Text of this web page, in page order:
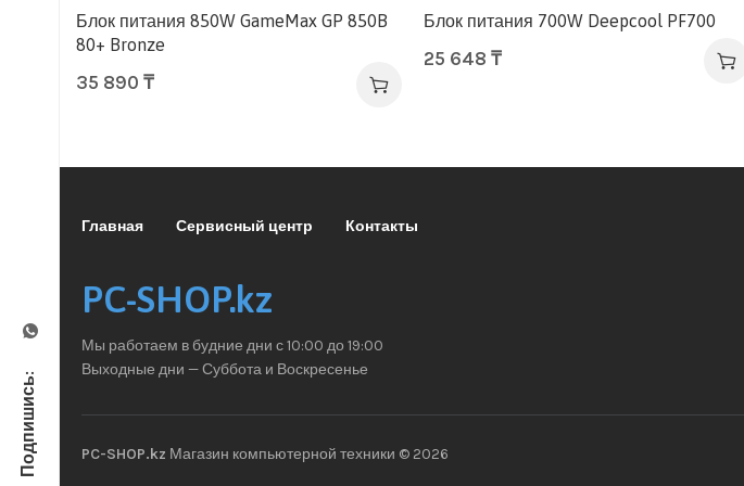
Блок питания 850W GameMax GP 850B
80+ Bronze
35 890 ₸
Блок питания 700W Deepcool PF700
25 648 ₸
Главная Сервисный центр Контакты
PC-SHOP.kz
Мы работаем в будние дни с 10:00 до 19:00
Выходные дни — Суббота и Воскресенье
PC-SHOP.kz Магазин компьютерной техники © 2026
Подпишись: